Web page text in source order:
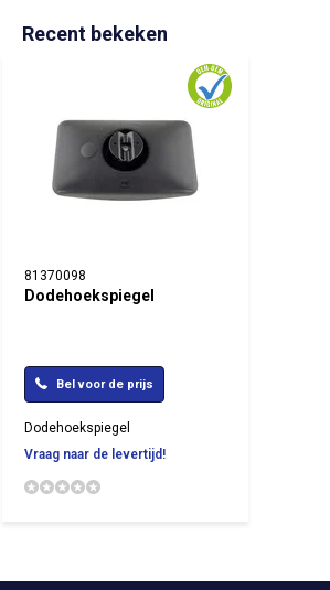
Recent bekeken
81370098
Dodehoekspiegel
Bel voor de prijs
Dodehoekspiegel
Vraag naar de levertijd!